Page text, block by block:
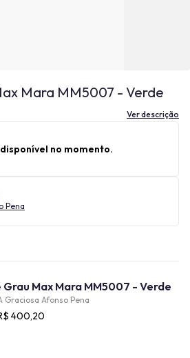
Mara MM5007 - Verde
Ver descrição
no momento.
Pena
Oculos de Grau Max Mara MM5007 - Verde
Graciosa Afonso Pena
400,20